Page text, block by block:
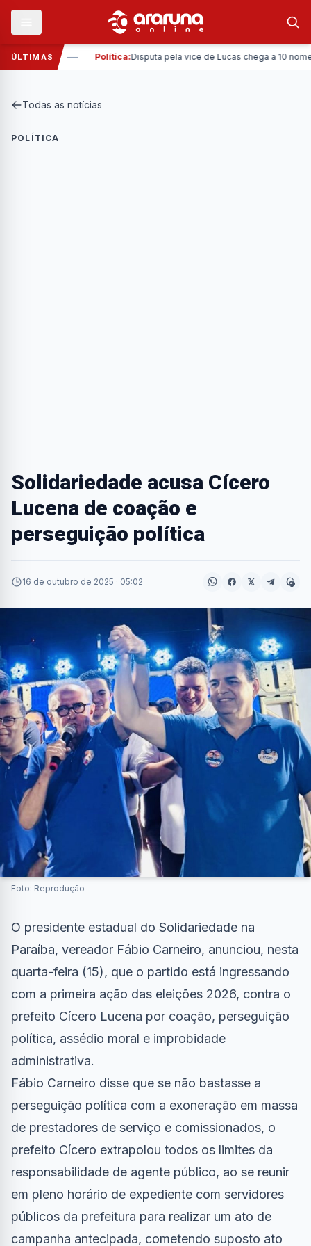
ÚLTIMAS
Municipal — Política:Disputa pela vice de Lucas chega a 10 nomes
Todas as notícias
POLÍTICA
Solidariedade acusa Cícero
Lucena de coação e
perseguição política
16 de outubro de 2025 · 05:02
Foto: Reprodução
O presidente estadual do Solidariedade na
Paraíba, vereador Fábio Carneiro, anunciou, nesta
quarta-feira (15), que o partido está ingressando
com a primeira ação das eleições 2026, contra o
prefeito Cícero Lucena por coação, perseguição
política, assédio moral e improbidade
administrativa.
Fábio Carneiro disse que se não bastasse a
perseguição política com a exoneração em massa
de prestadores de serviço e comissionados, o
prefeito Cícero extrapolou todos os limites da
responsabilidade de agente público, ao se reunir
em pleno horário de expediente com servidores
públicos da prefeitura para realizar um ato de
campanha antecipada, cometendo suposto ato